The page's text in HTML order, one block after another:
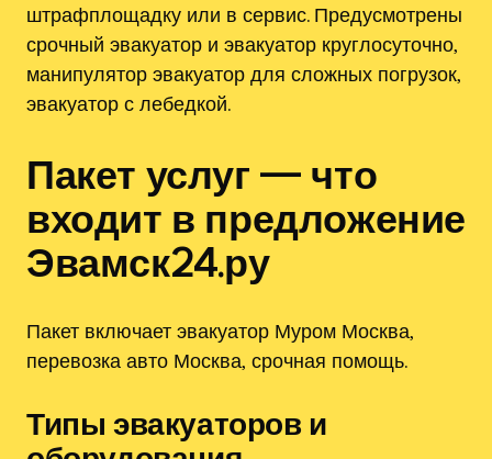
штрафплощадку или в сервис. Предусмотрены
срочный эвакуатор и эвакуатор круглосуточно‚
манипулятор эвакуатор для сложных погрузок‚
эвакуатор с лебедкой.
Пакет услуг — что
входит в предложение
Эвамск24.ру
Пакет включает эвакуатор Муром Москва‚
перевозка авто Москва‚ срочная помощь.
Типы эвакуаторов и